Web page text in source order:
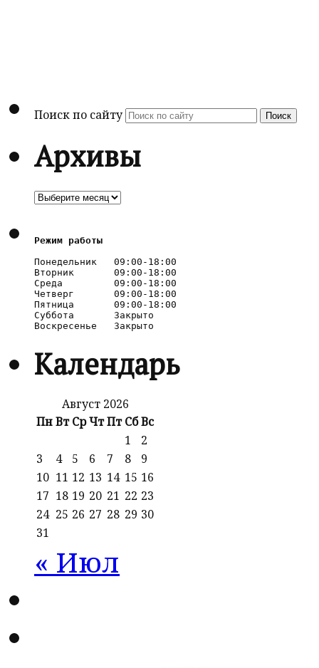
Поиск по сайту Поиск
Архивы
Архивы
Режим работы
Понедельник   09:00-18:00
Вторник       09:00-18:00
Среда         09:00-18:00
Четверг       09:00-18:00
Пятница       09:00-18:00
Суббота       Закрыто
Календарь
Август 2026
ПнВт СрЧтПт СбВс
1
2
3
4 5 6 7 8
9
10 11 12 13 14 15 16
17 18 19 20 21 22 23
24 25 26 27 28 29 30
31
« Июл